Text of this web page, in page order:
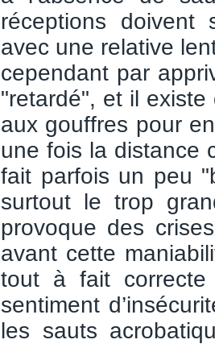
réceptions doivent
avec une relative
cependant par
"retardé", et il
aux gouffres pour
une fois la distance
fait parfois un peu
surtout le trop
provoque des
avant cette
tout à fait
sentiment
les sauts